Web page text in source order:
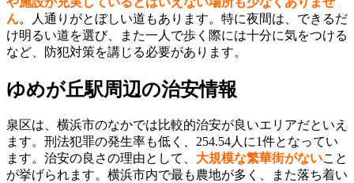
ん。人通りがとぼしい道もあります。特に夜間は、できるだ
け明るい道を選び、また一人で歩く際には十分に気をつける
など、防犯対策を講じる必要があります。
ゆめが丘駅周辺の治安情報
泉区は、横浜市のなかでは比較的治安が良いエリアだといえ
ます。刑法犯罪の発生率も低く、254.54人に1件となってい
ます。治安の良さの理由として、 大規模な繁華街がないこと
が挙げられます。横浜市内で最も農地が多く、また落ち着い